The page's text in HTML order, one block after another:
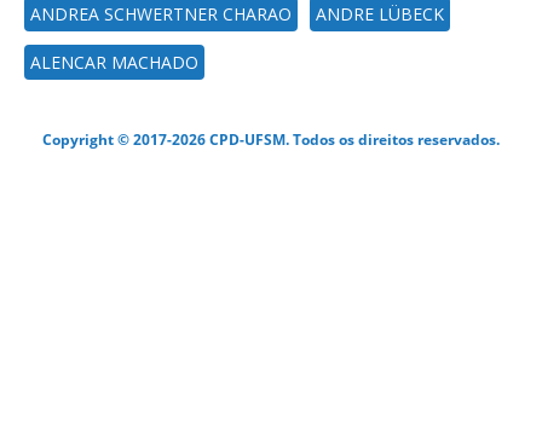
ANDREA SCHWERTNER CHARAO ANDRE LÜBECK
ALENCAR MACHADO
Copyright © 2017-2026 CPD-UFSM. Todos os direitos reservados.